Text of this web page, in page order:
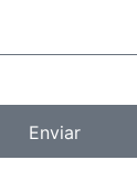
Enviar